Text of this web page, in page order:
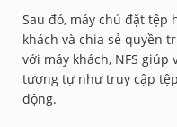
Sau đó, máy chủ đặt tệp
khách và chia sẻ quyền
với máy khách, NFS
tương tự như truy cập
động.